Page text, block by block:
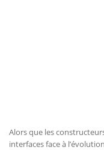
Alors que les
interfaces face à